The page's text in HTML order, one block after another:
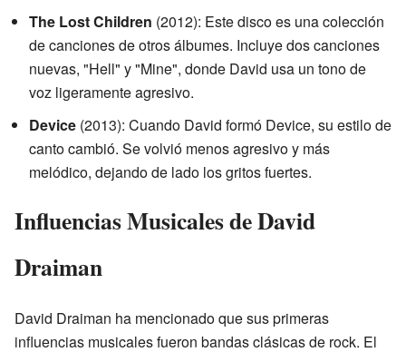
The Lost Children (2012): Este disco es una colección
de canciones de otros álbumes. Incluye dos canciones
nuevas, "Hell" y "Mine", donde David usa un tono de
voz ligeramente agresivo.
Device (2013): Cuando David formó Device, su estilo de
canto cambió. Se volvió menos agresivo y más
melódico, dejando de lado los gritos fuertes.
Influencias Musicales de David
Draiman
David Draiman ha mencionado que sus primeras
influencias musicales fueron bandas clásicas de rock. El